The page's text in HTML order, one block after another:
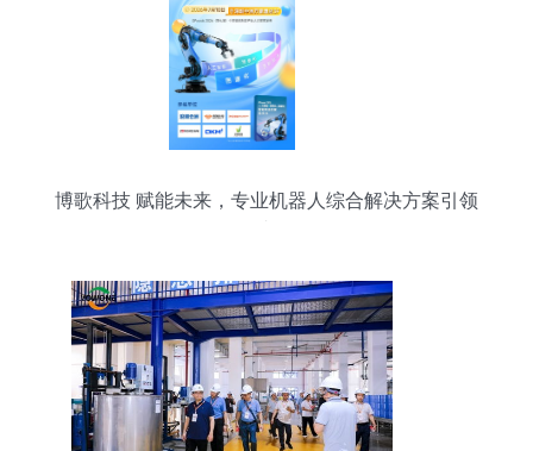
博歌科技 赋能未来，专业机器人综合解决方案引领